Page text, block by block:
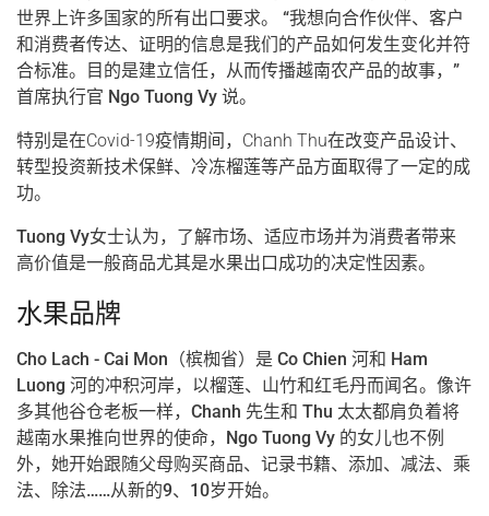
世界上许多国家的所有出口要求。 “我想向合作伙伴、客户
和消费者传达、证明的信息是我们的产品如何发生变化并符
合标准。目的是建立信任，从而传播越南农产品的故事，”
首席执行官 Ngo Tuong Vy 说。
特别是在Covid-19疫情期间，Chanh Thu在改变产品设计、
转型投资新技术保鲜、冷冻榴莲等产品方面取得了一定的成
功。
Tuong Vy女士认为，了解市场、适应市场并为消费者带来
高价值是一般商品尤其是水果出口成功的决定性因素。
水果品牌
Cho Lach - Cai Mon（槟椥省）是 Co Chien 河和 Ham
Luong 河的冲积河岸，以榴莲、山竹和红毛丹而闻名。像许
多其他谷仓老板一样，Chanh 先生和 Thu 太太都肩负着将
越南水果推向世界的使命，Ngo Tuong Vy 的女儿也不例
外，她开始跟随父母购买商品、记录书籍、添加、减法、乘
法、除法……从新的9、10岁开始。